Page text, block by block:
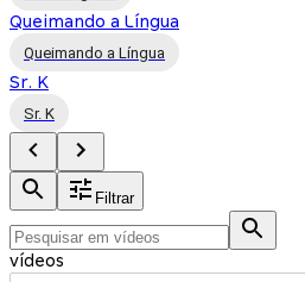
Queimando a Língua
Queimando a Língua
Sr. K
Sr. K
Filtrar
vídeos